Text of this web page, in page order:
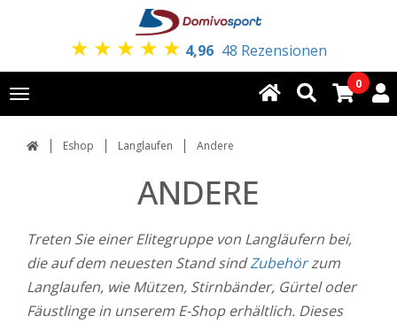
★ ★ ★ ★ ★ 4,96 48 Rezensionen
Toggle
navigation
0
Eshop Langlaufen Andere
ANDERE
Treten Sie einer Elitegruppe von Langläufern bei,
die auf dem neuesten Stand sindZubehörzum
Langlaufen, wie Mützen, Stirnbänder, Gürtel oder
Fäustlinge in unserem E-Shop erhältlich. Dieses